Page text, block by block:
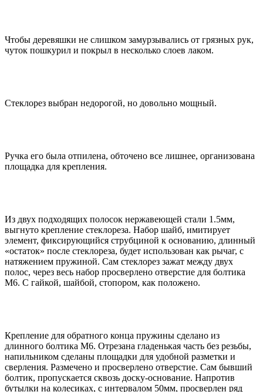
Чтобы деревяшки не слишком замурзывались от грязных рук,
чуток пошкурил и покрыл в несколько слоев лаком.
Стеклорез выбран недорогой, но довольно мощный.
Ручка его была отпилена, обточено все лишнее, организована
площадка для крепления.
Из двух подходящих полосок нержавеющей стали 1.5мм,
выгнуто крепление стеклореза. Набор шайб, имитирует
элемент, фиксирующийся струбциной к основанию, длинный
«остаток» после стеклореза, будет использован как рычаг, с
натяжением пружиной. Сам стеклорез зажат между двух
полос, через весь набор просверлено отверстие для болтика
М6. С гайкой, шайбой, стопором, как положено.
Крепление для обратного конца пружины сделано из
длинного болтика М6. Отрезана гладенькая часть без резьбы,
напильником сделаны площадки для удобной разметки и
сверления. Размечено и просверлено отверстие. Сам бывший
болтик, пропускается сквозь доску-основание. Напротив
бутылки на колесиках, с интервалом 50мм, просверлен ряд